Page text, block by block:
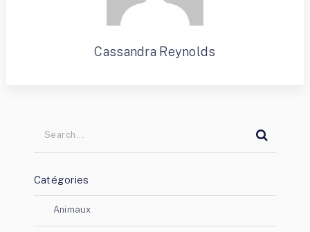
Cassandra Reynolds
Catégories
Animaux